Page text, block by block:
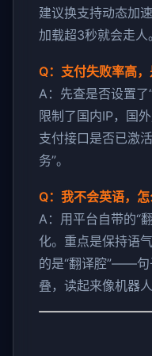
建议换支持动态加
加载超3秒就会走人。
Q：支付失败率高
A：先查是否设置了
限制了国内IP，国
支付接口是否已激
务”。
Q：我不会英语，怎
A：用平台自带的“
化。重点是保持语
的是“翻译腔”——句
叠，读起来像机器